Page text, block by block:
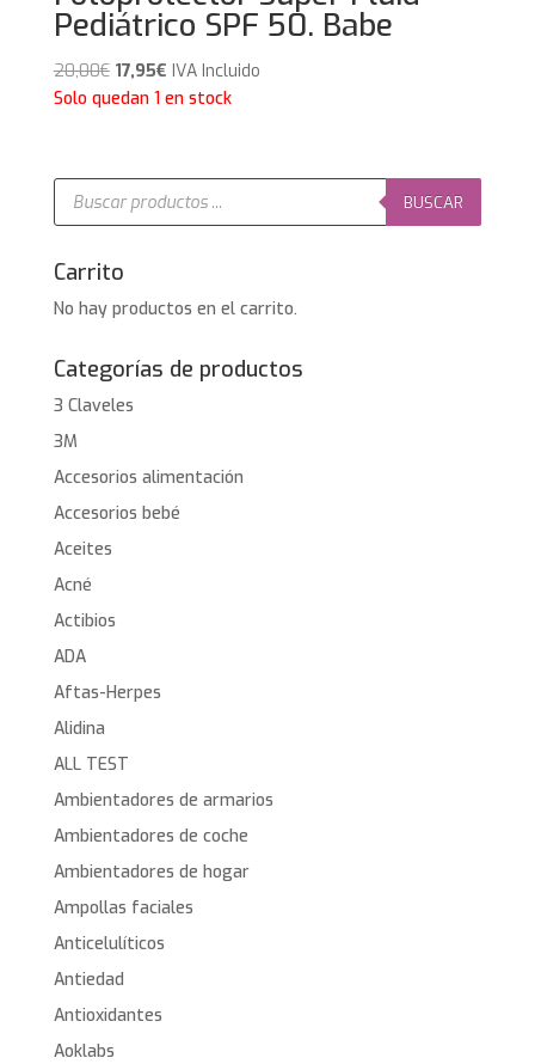
Pediátrico SPF 50. Babe
20,00€ El
precio
20,00€.
17,95€El
precio
17,95€.
IVA Incluido
Solo quedan 1 en stock
Búsqueda
productos
BUSCAR
Carrito
No hay productos en el carrito.
Categorías de productos
3 Claveles
3M
Accesorios alimentación
Accesorios bebé
Aceites
Acné
Actibios
ADA
Aftas-Herpes
Alidina
ALL TEST
Ambientadores de armarios
Ambientadores de coche
Ambientadores de hogar
Ampollas faciales
Anticelulíticos
Antiedad
Antioxidantes
Aoklabs